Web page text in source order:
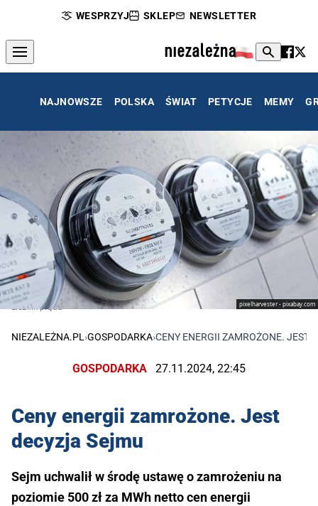
WESPRZYJ SKLEP NEWSLETTER
NAJNOWSZE POLSKA ŚWIAT PETYCJE MEMY
pixelharvester - pixabay.com
Licznik prądu
NIEZALEŻNA.PL ›GOSPODARKA›CENY ENERGII ZAMROŻONE. JEST
GOSPODARKA 27.11.2024, 22:45
Ceny energii zamrożone. Jest
decyzja Sejmu
Sejm uchwalił w środę ustawę o zamrożeniu na
poziomie 500 zł za MWh netto cen energii